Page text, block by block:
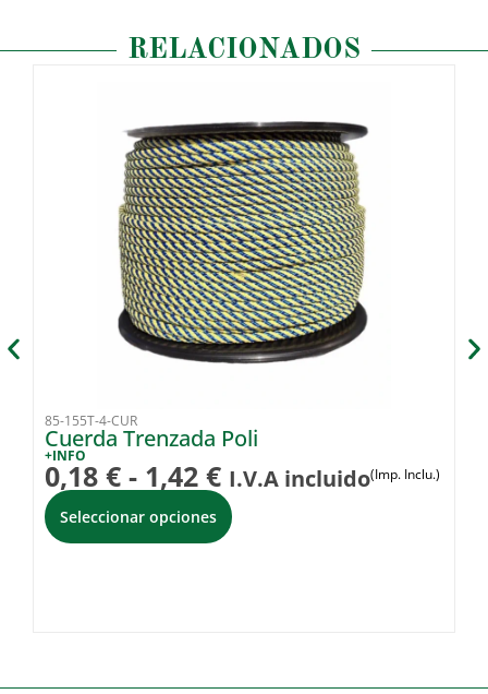
RELACIONADOS
85-155T-4-CUR
Cuerda Trenzada Poli
+INFO
0,18 € - 1,42 € I.V.A incluido(Imp. Inclu.)
Seleccionar opciones